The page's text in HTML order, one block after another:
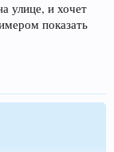
улице, и хочет
показать